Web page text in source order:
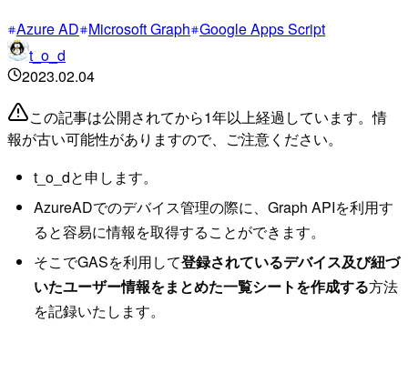
Azure AD Microsoft Graph Google Apps Script
t_o_d
2023.02.04
この記事は公開されてから1年以上経過しています。情
報が古い可能性がありますので、ご注意ください。
t_o_dと申します。
AzureADでのデバイス管理の際に、Graph APIを利用す
ると容易に情報を取得することができます。
そこでGASを利用して登録されているデバイス及び紐づ
いたユーザー情報をまとめた一覧シートを作成する方法
を記録いたします。